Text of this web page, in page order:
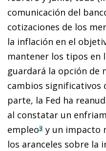
comunicación del
cotizaciones de los
la inflación en el
mantener los tipos en
guardará la opción de
cambios significativos
parte, la Fed ha
al constatar un
empleo3 y un impacto
los aranceles sobre la